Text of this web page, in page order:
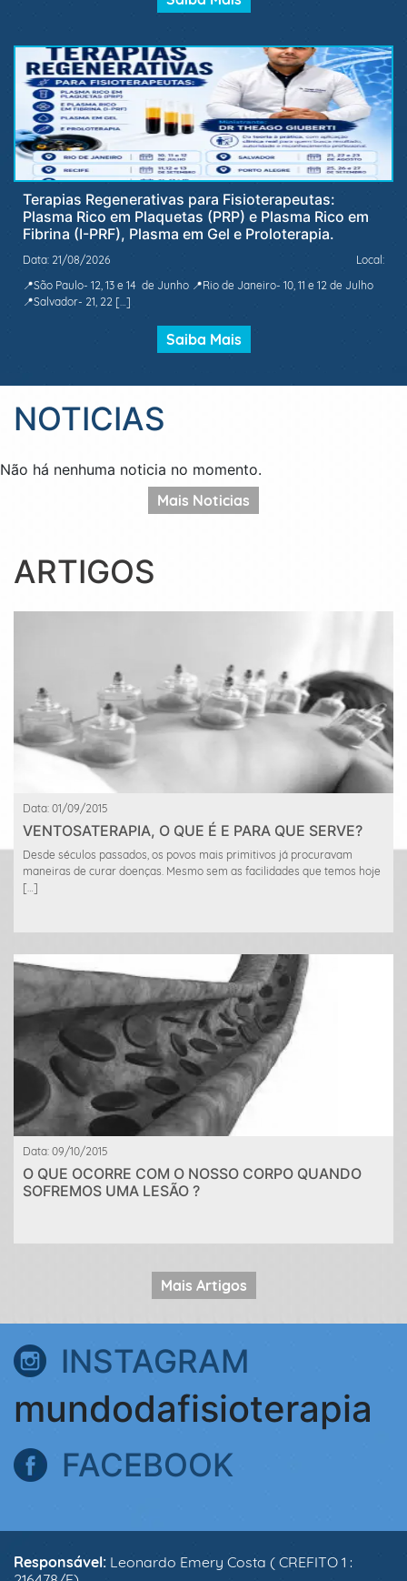
Terapias Regenerativas para Fisioterapeutas:
Plasma Rico em Plaquetas (PRP) e Plasma Rico em
Fibrina (I-PRF), Plasma em Gel e Proloterapia.
Data: 21/08/2026
Local:
📍São Paulo- 12, 13 e 14 de Junho 📍Rio de Janeiro- 10, 11 e 12 de Julho
📍Salvador- 21, 22 […]
Saiba Mais
NOTICIAS
Não há nenhuma noticia no momento.
Mais Noticias
ARTIGOS
Data: 01/09/2015
VENTOSATERAPIA, O QUE É E PARA QUE SERVE?
Desde séculos passados, os povos mais primitivos já procuravam
maneiras de curar doenças. Mesmo sem as facilidades que temos hoje
[…]
Data: 09/10/2015
O QUE OCORRE COM O NOSSO CORPO QUANDO
SOFREMOS UMA LESÃO ?
Mais Artigos
INSTAGRAM
mundodafisioterapia
FACEBOOK
Responsável: Leonardo Emery Costa ( CREFITO 1 :